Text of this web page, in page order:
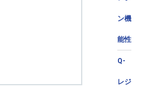
ン機
能性
Q-
レジ